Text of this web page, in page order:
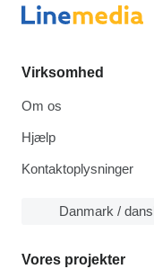
Virksomhed
Om os
Hjælp
Kontaktoplysninger
Danmark /
Vores projekter